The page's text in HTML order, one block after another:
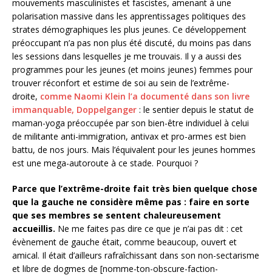
mouvements masculinistes et fascistes, amenant à une
polarisation massive dans les apprentissages politiques des
strates démographiques les plus jeunes. Ce développement
préoccupant n’a pas non plus été discuté, du moins pas dans
les sessions dans lesquelles je me trouvais. Il y a aussi des
programmes pour les jeunes (et moins jeunes) femmes pour
trouver réconfort et estime de soi au sein de l’extrême-
droite, comme Naomi Klein l’a documenté dans son livre
immanquable, Doppelganger : le sentier depuis le statut de
maman-yoga préoccupée par son bien-être individuel à celui
de militante anti-immigration, antivax et pro-armes est bien
battu, de nos jours. Mais l’équivalent pour les jeunes hommes
est une mega-autoroute à ce stade. Pourquoi ?
Parce que l’extrême-droite fait très bien quelque chose
que la gauche ne considère même pas : faire en sorte
que ses membres se sentent chaleureusement
accueillis. Ne me faites pas dire ce que je n’ai pas dit : cet
évènement de gauche était, comme beaucoup, ouvert et
amical. Il était d’ailleurs rafraîchissant dans son non-sectarisme
et libre de dogmes de [nomme-ton-obscure-faction-